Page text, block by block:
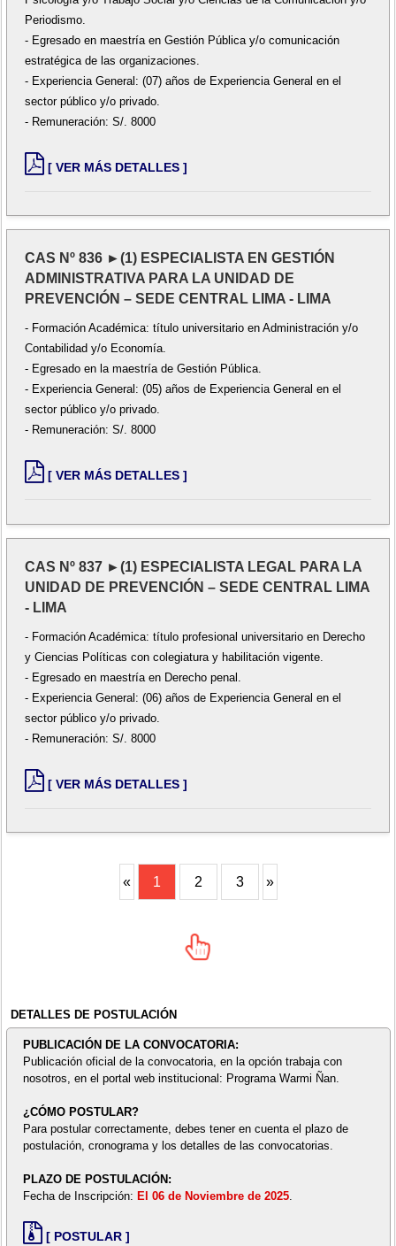
Periodismo.
- Egresado en maestría en Gestión Pública y/o comunicación
estratégica de las organizaciones.
- Experiencia General: (07) años de Experiencia General en el
sector público y/o privado.
- Remuneración: S/. 8000
[ VER MÁS DETALLES ]
CAS Nº 836 ►(1) ESPECIALISTA EN GESTIÓN
ADMINISTRATIVA PARA LA UNIDAD DE
PREVENCIÓN – SEDE CENTRAL LIMA - LIMA
- Formación Académica: título universitario en Administración y/o
Contabilidad y/o Economía.
- Egresado en la maestría de Gestión Pública.
- Experiencia General: (05) años de Experiencia General en el
sector público y/o privado.
- Remuneración: S/. 8000
[ VER MÁS DETALLES ]
CAS Nº 837 ►(1) ESPECIALISTA LEGAL PARA LA
UNIDAD DE PREVENCIÓN – SEDE CENTRAL LIMA
- LIMA
- Formación Académica: título profesional universitario en Derecho
y Ciencias Políticas con colegiatura y habilitación vigente.
- Egresado en maestría en Derecho penal.
- Experiencia General: (06) años de Experiencia General en el
sector público y/o privado.
- Remuneración: S/. 8000
[ VER MÁS DETALLES ]
« 1 2 3 »
DETALLES DE POSTULACIÓN
PUBLICACIÓN DE LA CONVOCATORIA:
Publicación oficial de la convocatoria, en la opción trabaja con
nosotros, en el portal web institucional: Programa Warmi Ñan.
¿CÓMO POSTULAR?
Para postular correctamente, debes tener en cuenta el plazo de
postulación, cronograma y los detalles de las convocatorias.
PLAZO DE POSTULACIÓN:
Fecha de Inscripción: El 06 de Noviembre de 2025.
[ POSTULAR ]